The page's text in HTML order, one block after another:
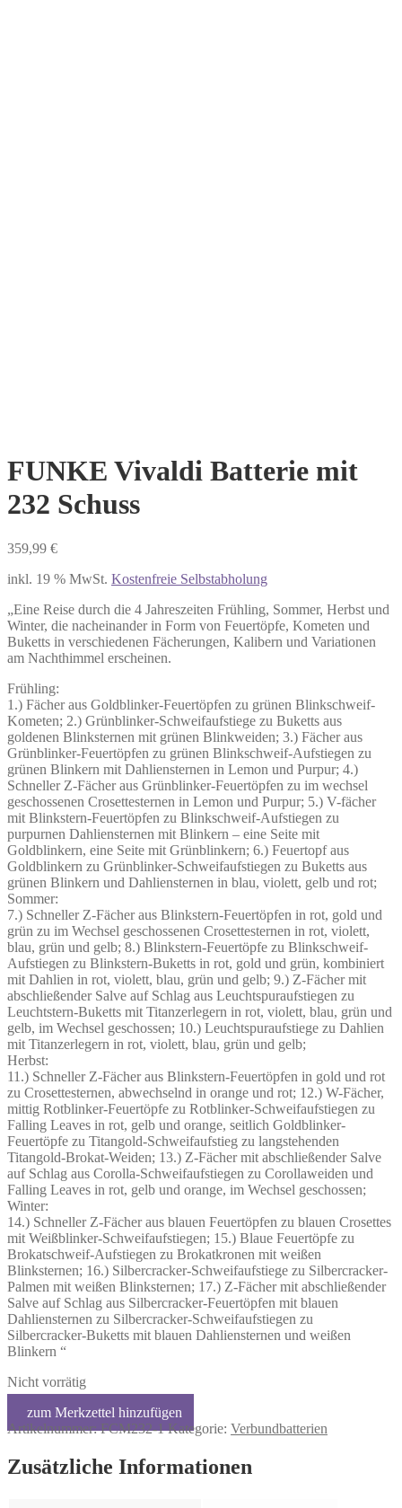
FUNKE Vivaldi Batterie mit
232 Schuss
359,99 €
inkl. 19 % MwSt. Kostenfreie Selbstabholung
„Eine Reise durch die 4 Jahreszeiten Frühling, Sommer, Herbst und
Winter, die nacheinander in Form von Feuertöpfe, Kometen und
Buketts in verschiedenen Fächerungen, Kalibern und Variationen
am Nachthimmel erscheinen.
Frühling:
1.) Fächer aus Goldblinker-Feuertöpfen zu grünen Blinkschweif-
Kometen; 2.) Grünblinker-Schweifaufstiege zu Buketts aus
goldenen Blinksternen mit grünen Blinkweiden; 3.) Fächer aus
Grünblinker-Feuertöpfen zu grünen Blinkschweif-Aufstiegen zu
grünen Blinkern mit Dahliensternen in Lemon und Purpur; 4.)
Schneller Z-Fächer aus Grünblinker-Feuertöpfen zu im wechsel
geschossenen Crosettesternen in Lemon und Purpur; 5.) V-fächer
mit Blinkstern-Feuertöpfen zu Blinkschweif-Aufstiegen zu
purpurnen Dahliensternen mit Blinkern – eine Seite mit
Goldblinkern, eine Seite mit Grünblinkern; 6.) Feuertopf aus
Goldblinkern zu Grünblinker-Schweifaufstiegen zu Buketts aus
grünen Blinkern und Dahliensternen in blau, violett, gelb und rot;
Sommer:
7.) Schneller Z-Fächer aus Blinkstern-Feuertöpfen in rot, gold und
grün zu im Wechsel geschossenen Crosettesternen in rot, violett,
blau, grün und gelb; 8.) Blinkstern-Feuertöpfe zu Blinkschweif-
Aufstiegen zu Blinkstern-Buketts in rot, gold und grün, kombiniert
mit Dahlien in rot, violett, blau, grün und gelb; 9.) Z-Fächer mit
abschließender Salve auf Schlag aus Leuchtspuraufstiegen zu
Leuchtstern-Buketts mit Titanzerlegern in rot, violett, blau, grün und
gelb, im Wechsel geschossen; 10.) Leuchtspuraufstiege zu Dahlien
mit Titanzerlegern in rot, violett, blau, grün und gelb;
Herbst:
11.) Schneller Z-Fächer aus Blinkstern-Feuertöpfen in gold und rot
zu Crosettesternen, abwechselnd in orange und rot; 12.) W-Fächer,
mittig Rotblinker-Feuertöpfe zu Rotblinker-Schweifaufstiegen zu
Falling Leaves in rot, gelb und orange, seitlich Goldblinker-
Feuertöpfe zu Titangold-Schweifaufstieg zu langstehenden
Titangold-Brokat-Weiden; 13.) Z-Fächer mit abschließender Salve
auf Schlag aus Corolla-Schweifaufstiegen zu Corollaweiden und
Falling Leaves in rot, gelb und orange, im Wechsel geschossen;
Winter:
14.) Schneller Z-Fächer aus blauen Feuertöpfen zu blauen Crosettes
mit Weißblinker-Schweifaufstiegen; 15.) Blaue Feuertöpfe zu
Brokatschweif-Aufstiegen zu Brokatkronen mit weißen
Blinksternen; 16.) Silbercracker-Schweifaufstiege zu Silbercracker-
Palmen mit weißen Blinksternen; 17.) Z-Fächer mit abschließender
Salve auf Schlag aus Silbercracker-Feuertöpfen mit blauen
Dahliensternen zu Silbercracker-Schweifaufstiegen zu
Silbercracker-Buketts mit blauen Dahliensternen und weißen
Blinkern “
Nicht vorrätig
Artikelnummer:FCM232-1 Kategorie: Verbundbatterien
Zusätzliche Informationen